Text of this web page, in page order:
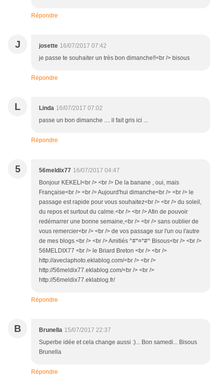
Répondre
J josette 16/07/2017 07:42
je passe te souhaiter un très bon dimanche!!<br /> bisous
Répondre
L Linda 16/07/2017 07:02
passe un bon dimanche .... il fait gris ici ...
Répondre
5 56meldix77 16/07/2017 04:47
Bonjour KEKELI<br /> <br /> De la banane , oui, mais
Française<br /> <br /> Aujourd'hui dimanche<br /> <br /> le
passage est rapide pour vous souhaitez<br /> <br /> du soleil,
du repos et surtout du calme.<br /> <br /> Afin de pouvoir
redémarrer une bonne semaine,<br /> <br /> sans oublier de
vous remercier<br /> <br /> de vos passage sur l'un ou l'autre
de mes blogs.<br /> <br /> Amitiés ^#*¤*#^ Bisous<br /> <br />
56MELDIX77 <br /> le Briard Breton <br /> <br />
http://aveclaphoto.eklablog.com/<br /> <br />
http://56meldix77.eklablog.com/<br /> <br />
http://56meldix77.eklablog.fr/
Répondre
B Brunella 15/07/2017 22:37
Superbe idée et cela change aussi :)... Bon samedi... Bisous
Brunella
Répondre